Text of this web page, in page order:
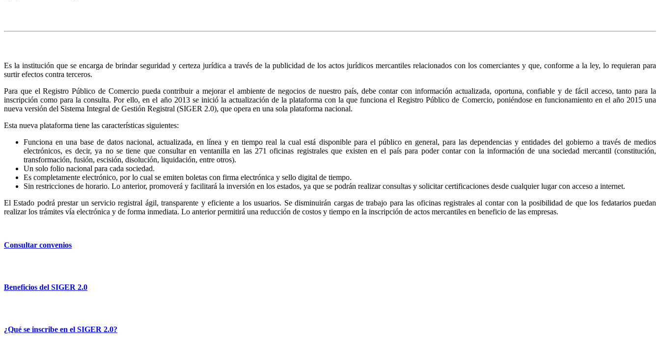
Es la institución que se encarga de brindar seguridad y certeza jurídica a través de la publicidad de los actos jurídicos mercantiles relacionados con los comerciantes y que, conforme a la ley, lo requieran para
surtir efectos contra terceros.
Para que el Registro Público de Comercio pueda contribuir a mejorar el ambiente de negocios de nuestro país, debe contar con información actualizada, oportuna, confiable y de fácil acceso, tanto para la
inscripción como para la consulta. Por ello, en el año 2013 se inició la actualización de la plataforma con la que funciona el Registro Público de Comercio, poniéndose en funcionamiento en el año 2015 una
nueva versión del Sistema Integral de Gestión Registral (SIGER 2.0), que opera en una sola plataforma nacional.
Esta nueva plataforma tiene las características siguientes:
Funciona en una base de datos nacional, actualizada, en línea y en tiempo real la cual está disponible para el público en general, para las dependencias y entidades del gobierno a través de medios
electrónicos, es decir, ya no se tiene que consultar en ventanilla en las 271 oficinas registrales que existen en el país para poder contar con la información de una sociedad mercantil (constitución,
transformación, fusión, escisión, disolución, liquidación, entre otros).
Un solo folio nacional para cada sociedad.
Es completamente electrónico, por lo cual se emiten boletas con firma electrónica y sello digital de tiempo.
Sin restricciones de horario. Lo anterior, promoverá y facilitará la inversión en los estados, ya que se podrán realizar consultas y solicitar certificaciones desde cualquier lugar con acceso a internet.
El Estado podrá prestar un servicio registral ágil, transparente y eficiente a los usuarios. Se disminuirán cargas de trabajo para las oficinas registrales al contar con la posibilidad de que los fedatarios puedan
realizar los trámites vía electrónica y de forma inmediata. Lo anterior permitirá una reducción de costos y tiempo en la inscripción de actos mercantiles en beneficio de las empresas.
Consultar convenios
Beneficios del SIGER 2.0
¿Qué se inscribe en el SIGER 2.0?